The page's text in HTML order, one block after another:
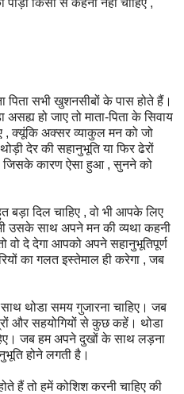
सभी खुशनसीबों के पास होते हैं।
हो जाए तो माता-पिता के सिवाय
, क्यूंकि अक्सर व्याकुल मन को जो
देर की सहानुभूति या फिर ढेरों
जिसके कारण ऐसा हुआ , सुनने को
बड़ा दिल चाहिए , वो भी आपके लिए
उसके साथ अपने मन की व्यथा कहनी
वो दे देगा आपको अपने सहानुभूतिपूर्ण
का गलत इस्तेमाल ही करेगा , जब
थोडा समय गुजारना चाहिए। जब
और सहयोगियों से कुछ कहें। थोडा
जब हम अपने दुखों के साथ लड़ना
होने लगती है।
हैं तो हमें कोशिश करनी चाहिए की